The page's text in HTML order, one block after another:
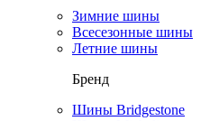
Зимние шины
Всесезонные шины
Летние шины
Бренд
Шины Bridgestone